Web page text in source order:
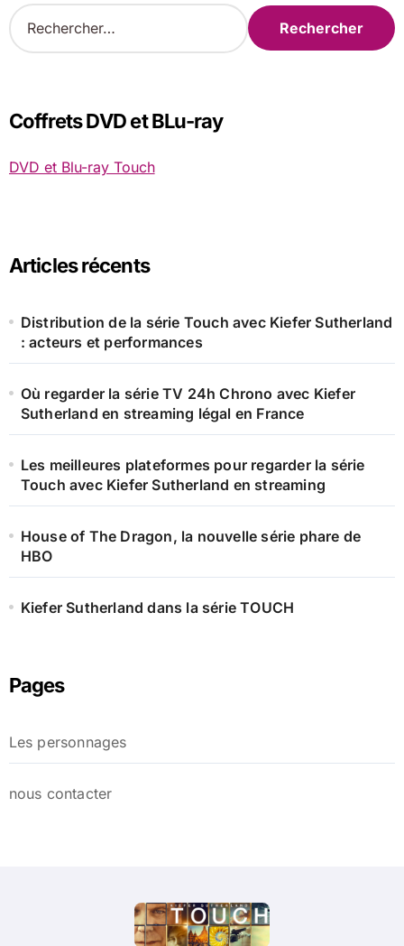
R
e
r
c
e
Coffrets DVD et BLu-ray
DVD et Blu-ray Touch
Articles récents
Distribution de la série Touch avec Kiefer Sutherland
: acteurs et performances
Où regarder la série TV 24h Chrono avec Kiefer
Sutherland en streaming légal en France
Les meilleures plateformes pour regarder la série
Touch avec Kiefer Sutherland en streaming
House of The Dragon, la nouvelle série phare de
HBO
Kiefer Sutherland dans la série TOUCH
Pages
Les personnages
nous contacter